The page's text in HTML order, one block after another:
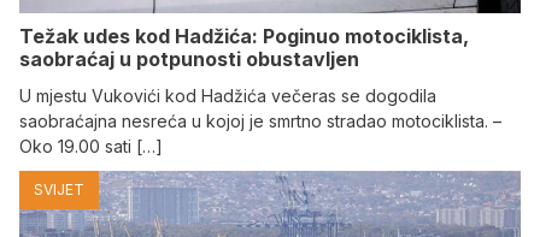
Težak udes kod Hadžića: Poginuo motociklista,
saobraćaj u potpunosti obustavljen
U mjestu Vukovići kod Hadžića večeras se dogodila
saobraćajna nesreća u kojoj je smrtno stradao motociklista. –
Oko 19.00 sati […]
SVIJET